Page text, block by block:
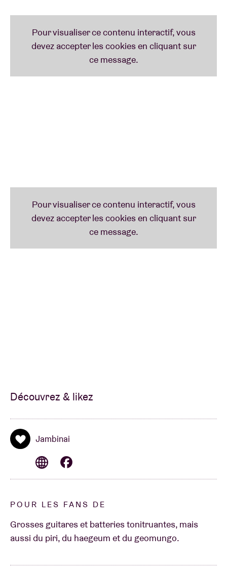
Découvrez & likez
Jambinai
POUR LES FANS DE
Grosses guitares et batteries tonitruantes, mais
aussi du piri, du haegeum et du geomungo.